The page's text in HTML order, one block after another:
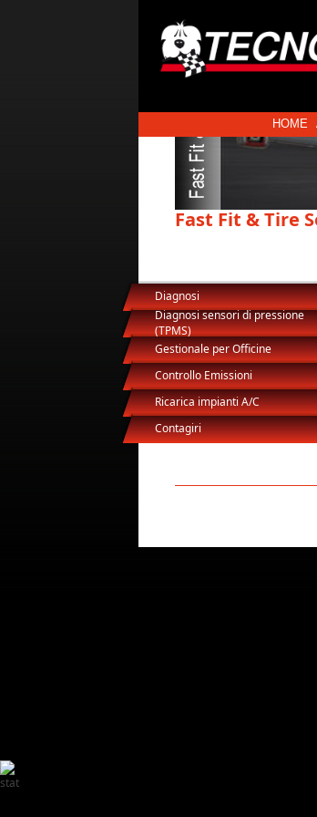
HOME
Fast Fit & Tire
Diagnosi
Diagnosi sensori di pressione
(TPMS)
Gestionale per Officine
Controllo Emissioni
Ricarica impianti A/C
Contagiri